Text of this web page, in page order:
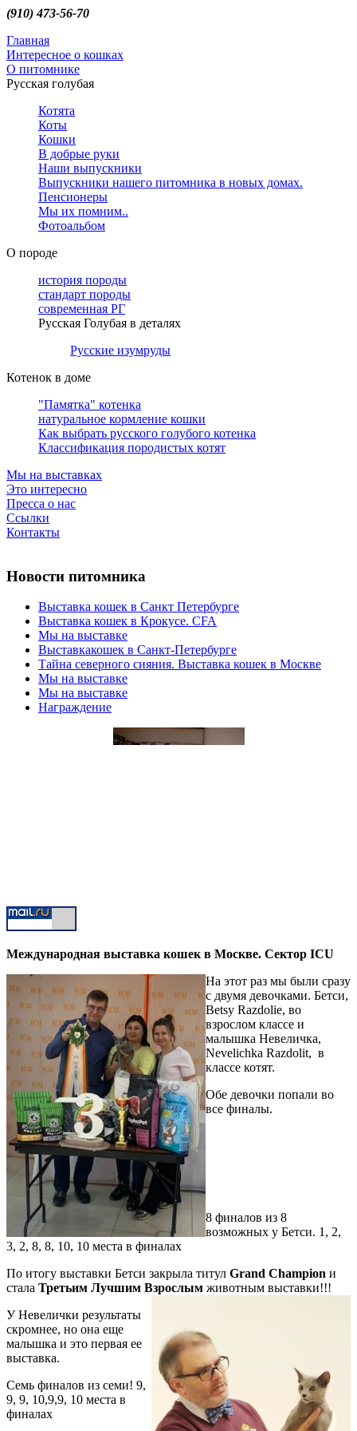
(910) 473-56-70
Главная
Интересное о кошках
О питомнике
Русская голубая
Котята
Коты
Кошки
В добрые руки
Наши выпускники
Выпускники нашего питомника в новых домах.
Пенсионеры
Мы их помним..
Фотоальбом
О породе
история породы
стандарт породы
современная РГ
Русская Голубая в деталях
Русские изумруды
Котенок в доме
"Памятка" котенка
натуральное кормление кошки
Как выбрать русского голубого котенка
Классификация породистых котят
Мы на выставках
Это интересно
Пресса о нас
Ссылки
Контакты
Новости питомника
Выставка кошек в Санкт Петербурге
Выставка кошек в Крокусе. CFA
Мы на выставке
Выставкакошек в Санкт-Петербурге
Тайна северного сияния. Выставка кошек в Москве
Мы на выставке
Мы на выставке
Награждение
Международная выставка кошек в Москве. Сектор ICU
На этот раз мы были сразу
с двумя девочками. Бетси,
Betsy Razdolie, во
взрослом классе и
малышка Невеличка,
Nevelichka Razdolit, в
классе котят.
Обе девочки попали во
все финалы.
8 финалов из 8
возможных у Бетси. 1, 2,
3, 2, 8, 8, 10, 10 места в финалах
По итогу выставки Бетси закрыла титул Grand Champion и
стала Третьим Лучшим Взрослым животным выставки!!!
У Невелички результаты
скромнее, но она еще
малышка и это первая ее
выставка.
Семь финалов из семи! 9,
9, 9, 10,9,9, 10 места в
финалах